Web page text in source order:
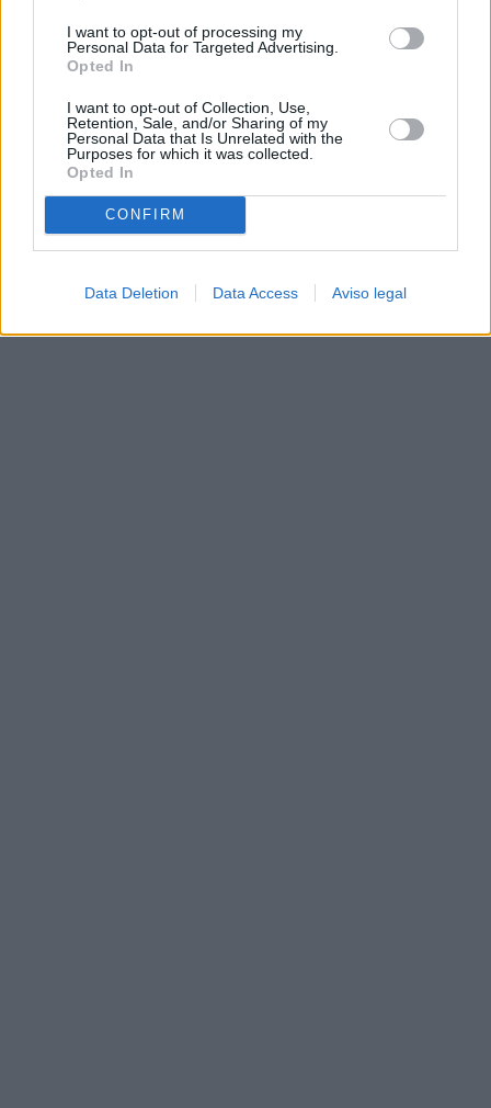
I want to opt-out of processing my
Personal Data for Targeted Advertising.
Opted In
I want to opt-out of Collection, Use,
Retention, Sale, and/or Sharing of my
Personal Data that Is Unrelated with the
Purposes for which it was collected.
Opted In
CONFIRM
Data Deletion Data Access Aviso legal